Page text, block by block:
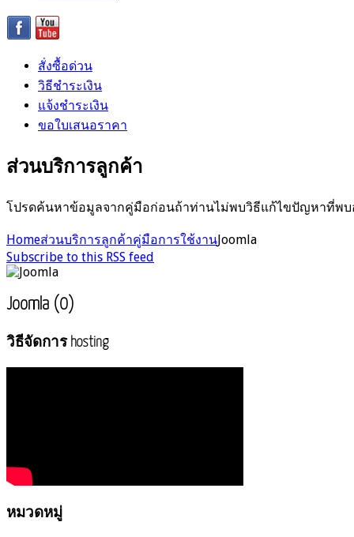
สั่งซื้อด่วน
วิธีชำระเงิน
แจ้งชำระเงิน
ขอใบเสนอราคา
ส่วนบริการลูกค้า
โปรดค้นหาข้อมูลจากคู่มือก่อนถ้าท่านไม่พบวิธีแก้ไขปัญหาที่พบ
Homeส่วนบริการลูกค้าคู่มือการใช้งานJoomla
Subscribe to this RSS feed
Joomla (0)
วิธีจัดการ hosting
หมวดหมู่